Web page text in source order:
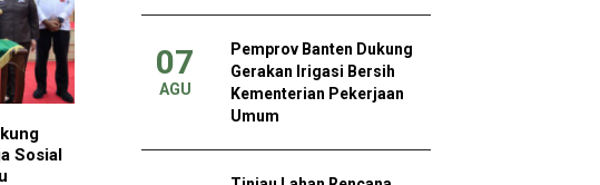
Sosial
07
AGU
Pemprov Banten Dukung
Gerakan Irigasi Bersih
Kementerian Pekerjaan
Umum